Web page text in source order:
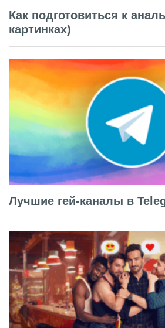
Как подготовиться к
картинках)
Лучшие гей-каналы в